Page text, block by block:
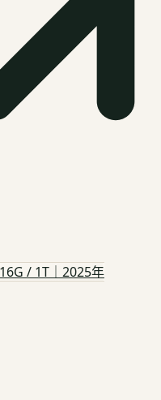
/ 1T｜2025年